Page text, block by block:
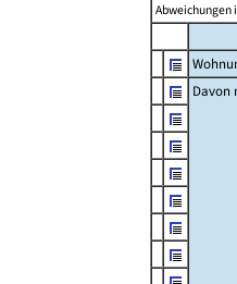
Abweichungen
Davon